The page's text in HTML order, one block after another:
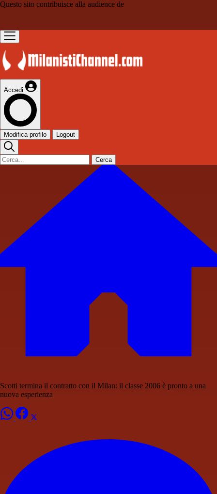
Questo sito contribuisce alla audience de
Accedi
Modifica profilo Logout
Cerca
Scotti termina il contratto con il Milan: il classe 2006 è pronto a una
nuova esperienza